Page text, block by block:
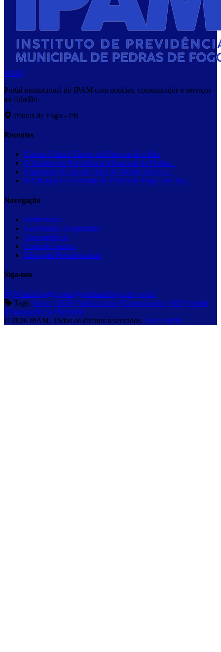
IPAM
Portal institucional do IPAM com notícias, comunicados e serviços
ao cidadão.
Pedras de Fogo - PB
Recentes
Corpus Christi: Tempo de Renovação e Paz
O Instituto de Previdência Municipal de Pedras...
Pagamento da parcela final do décimo terceiro...
IPAM aquece economia de Pedras de Fogo com inj...
Navegação
Institucional
Governança Corporativa
Transparência
Controle Interno
Educação Previdenciária
Siga-nos
WhatsApp
ipam@pedrasdefogo.pb.gov.br
Tags: #ipam #2026 #institucional #Comunicados #026 #portal
#Transparência #Servidor
© 2026 IPAM. Todos os direitos reservados. Área restrita